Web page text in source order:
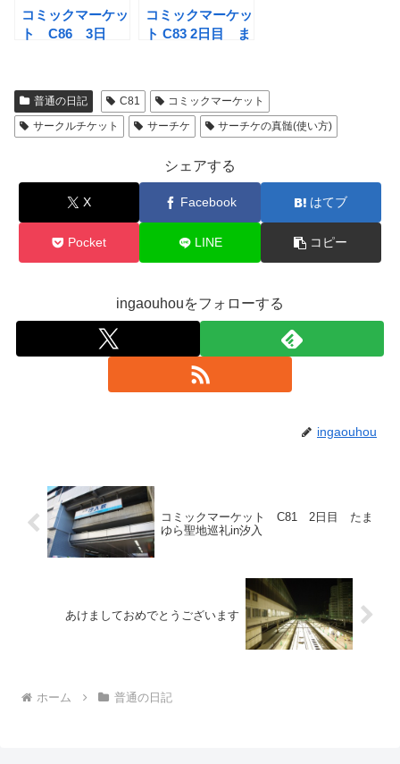
コミックマーケッ
ト C86 3日
みたび
コミックマーケッ
ト C83 2日目 ま
普通の日記 C81
コミックマーケット
サークルチケット
サーチケ サーチケの真髄(使い方)
シェアする
X Facebook はてブ
Pocket LINE コピー
ingaouhouをフォローする
ingaouhou
コミックマーケット C81 2日目 たま
ゆら聖地巡礼in汐入
あけましておめでとうございます
ホーム 普通の日記